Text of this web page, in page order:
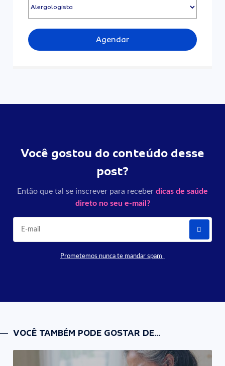
Agendar
Você gostou do conteúdo desse
post?
Então que tal se inscrever para receber dicas de saúde
direto no seu e-mail?
Prometemos nunca te mandar spam
VOCÊ TAMBÉM PODE GOSTAR DE...